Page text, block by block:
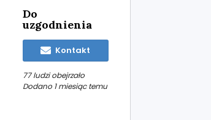
Do
uzgodnienia
Kontakt
77 ludzi obejrzało
Dodano 1 miesiąc temu